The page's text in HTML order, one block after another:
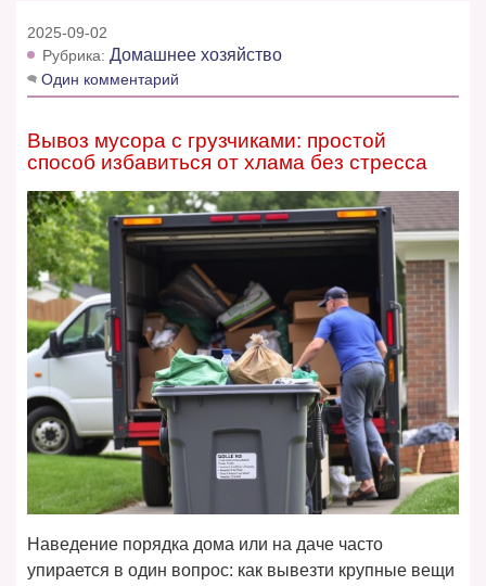
2025-09-02
Рубрика: Домашнее хозяйство
Один комментарий
Вывоз мусора с грузчиками: простой
способ избавиться от хлама без стресса
Наведение порядка дома или на даче часто
упирается в один вопрос: как вывезти крупные вещи